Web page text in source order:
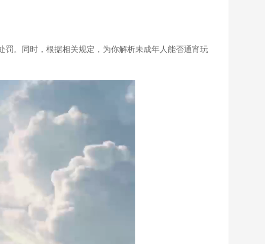
。同时，根据相关规定，为你解析未成年人能否通宵玩